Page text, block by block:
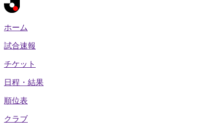
ホーム
試合速報
チケット
日程・結果
順位表
クラブ